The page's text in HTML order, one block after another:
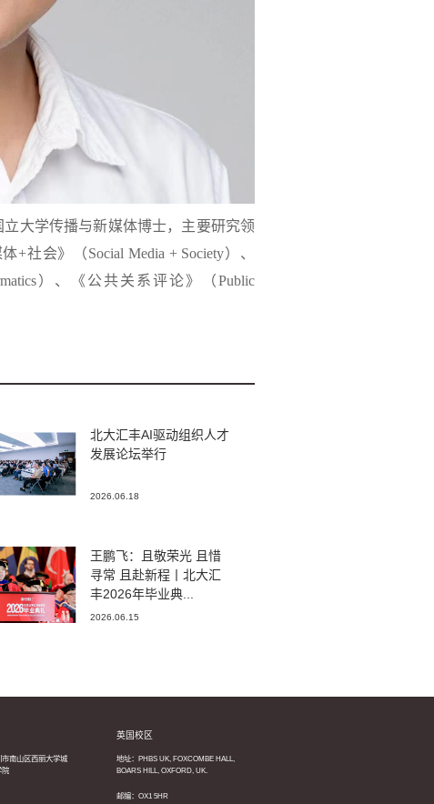
大学传播与新媒体博士，主要研究领
+社会》（Social Media + Society）、
）、《公共关系评论》（Public
北大汇丰AI驱动组织人才
发展论坛举行
2026.06.18
王鹏飞：且敬荣光 且惜
寻常 且赴新程丨北大汇
丰2026年毕业典...
2026.06.15
南山区西丽大学城
院
英国校区
地址：PHBS UK, FOXCOMBE HALL,
BOARS HILL, OXFORD, UK.
邮编：OX1 5HR